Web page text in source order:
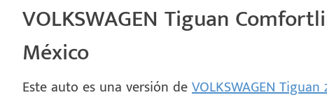
VOLKSWAGEN Tiguan
México
Este auto es una versión deVOLKSWAGEN Tiguan